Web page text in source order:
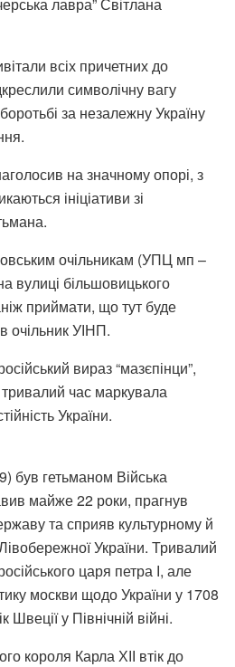
всіх причетних до
символічну вагу
за незалежну Україну
на значному опорі, з
ініціативи зі
очільникам (УПЦ мп –
вулиці більшовицького
приймати, що тут буде
очільник УІНП.
вираз “мазєпінци”,
час маркувала
України.
був гетьманом Війська
майже 22 роки, прагнув
та сприяв культурному й
України. Тривалий
царя петра І, але
москви щодо України у 1708
у Північній війні.
короля Карла ХІІ втік до